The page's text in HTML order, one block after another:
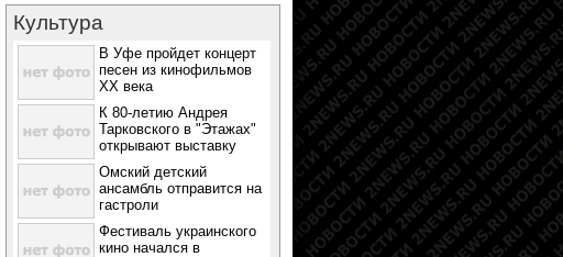
Культура
В Уфе пройдет концерт
песен из кинофильмов
ХХ века
К 80-летию Андрея
Тарковского в "Этажах"
открывают выставку
Омский детский
ансамбль отправится на
гастроли
Фестиваль украинского
кино начался в